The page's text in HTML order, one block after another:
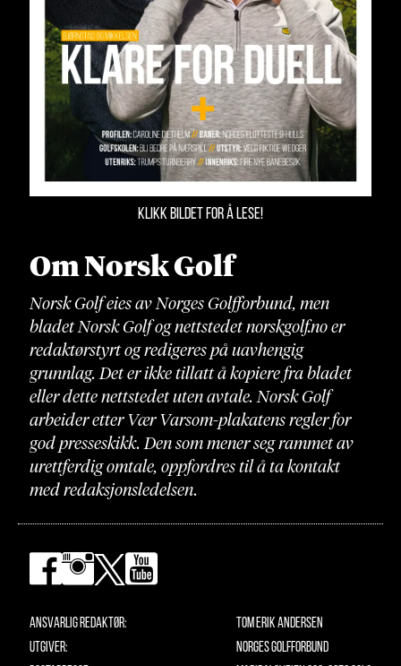
KLIKK BILDET FOR Å LESE!
Om Norsk Golf
Norsk Golf eies av Norges Golfforbund, men
bladet Norsk Golf og nettstedet norskgolf.no er
redaktørstyrt og redigeres på uavhengig
grunnlag. Det er ikke tillatt å kopiere fra bladet
eller dette nettstedet uten avtale. Norsk Golf
arbeider etter Vær Varsom-plakatens regler for
god presseskikk. Den som mener seg rammet av
urettferdig omtale, oppfordres til å ta kontakt
med redaksjonsledelsen.
Ansvarlig redaktør:
Utgiver:
Tom Erik Andersen
Norges Golfforbund